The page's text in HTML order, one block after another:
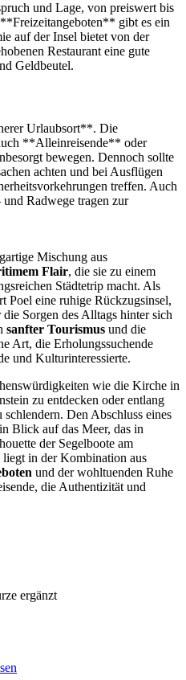
und Lage, von preiswert bis
gibt es ein
auf der Insel bietet von der
Restaurant eine gute
Geldbeutel.
Urlaubsort**. Die
**Alleinreisende** oder
bewegen. Dennoch sollte
achten und bei Ausflügen
treffen. Auch
Radwege tragen zur
Mischung aus
Flair, die sie zu einem
Städtetrip macht. Als
Poel eine ruhige Rückzugsinsel,
Sorgen des Alltags hinter sich
sanfter Tourismus und die
Art, die Erholungssuchende
und Kulturinteressierte.
wie die Kirche in
zu entdecken oder entlang
schlendern. Den Abschluss eines
Blick auf das Meer, das in
der Segelboote am
in der Kombination aus
und der wohltuenden Ruhe
die Authentizität und
ergänzt